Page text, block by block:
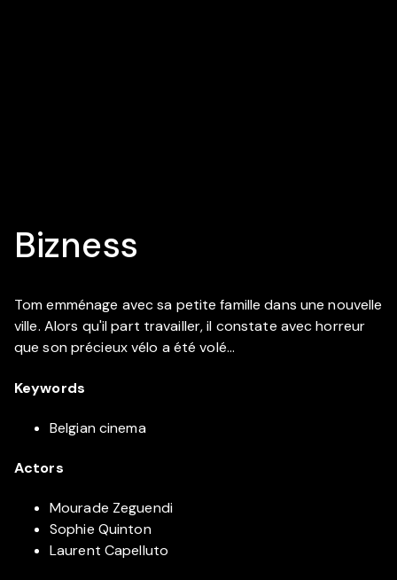
Bizness
Tom emménage avec sa petite famille dans une nouvelle
ville. Alors qu'il part travailler, il constate avec horreur
que son précieux vélo a été volé...
Keywords
Belgian cinema
Actors
Mourade Zeguendi
Sophie Quinton
Laurent Capelluto